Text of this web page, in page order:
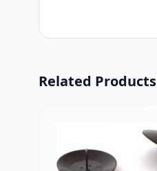
Related Products